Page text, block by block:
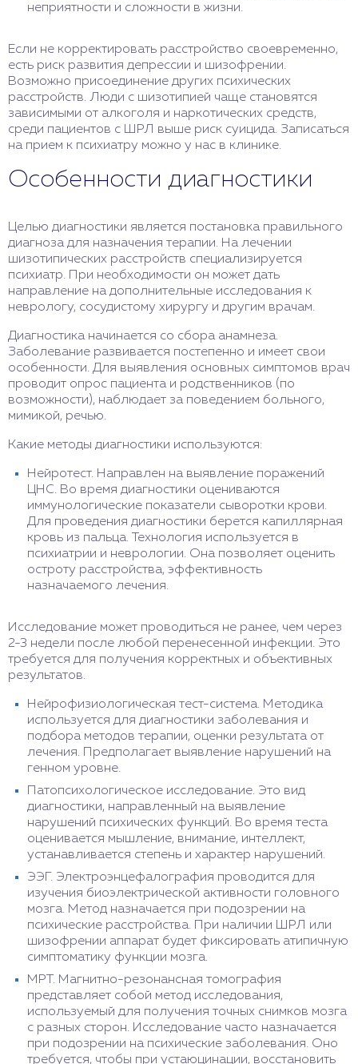
неприятности и сложности в жизни.
Если не корректировать расстройство своевременно,
есть риск развития депрессии и шизофрении.
Возможно присоединение других психических
расстройств. Люди с шизотипией чаще становятся
зависимыми от алкоголя и наркотических средств,
среди пациентов с ШРЛ выше риск суицида. Записаться
на прием к психиатру можно у нас в клинике.
Особенности диагностики
Целью диагностики является постановка правильного
диагноза для назначения терапии. На лечении
шизотипических расстройств специализируется
психиатр. При необходимости он может дать
направление на дополнительные исследования к
неврологу, сосудистому хирургу и другим врачам.
Диагностика начинается со сбора анамнеза.
Заболевание развивается постепенно и имеет свои
особенности. Для выявления основных симптомов врач
проводит опрос пациента и родственников (по
возможности), наблюдает за поведением больного,
мимикой, речью.
Какие методы диагностики используются:
Нейротест. Направлен на выявление поражений
ЦНС. Во время диагностики оцениваются
иммунологические показатели сыворотки крови.
Для проведения диагностики берется капиллярная
кровь из пальца. Технология используется в
психиатрии и неврологии. Она позволяет оценить
остроту расстройства, эффективность
назначаемого лечения.
Исследование может проводиться не ранее, чем через
2-3 недели после любой перенесенной инфекции. Это
требуется для получения корректных и объективных
результатов.
Нейрофизиологическая тест-система. Методика
используется для диагностики заболевания и
подбора методов терапии, оценки результата от
лечения. Предполагает выявление нарушений на
генном уровне.
Патопсихологическое исследование. Это вид
диагностики, направленный на выявление
нарушений психических функций. Во время теста
оценивается мышление, внимание, интеллект,
устанавливается степень и характер нарушений.
ЭЭГ. Электроэнцефалография проводится для
изучения биоэлектрической активности головного
мозга. Метод назначается при подозрении на
психические расстройства. При наличии ШРЛ или
шизофрении аппарат будет фиксировать атипичную
симптоматику функции мозга.
МРТ. Магнитно-резонансная томография
представляет собой метод исследования,
используемый для получения точных снимков мозга
с разных сторон. Исследование часто назначается
при подозрении на психические заболевания. Оно
требуется, чтобы при устаюцинации, восстановить